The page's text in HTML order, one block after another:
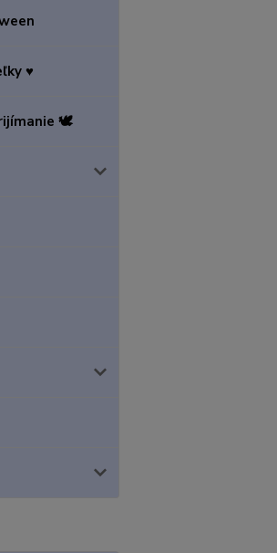
♥️
🕊️